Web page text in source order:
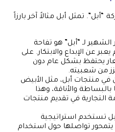
“أبل”. تمثل أبل مثالاً آخر بارزاً
الشهير لـ “أبل” هو تفاحة
عن الإبداع والابتكار. على
يحتفظ بشكل عام دون
من شعبيته.
في منتجات أبل، مثل الأبيض
والأناقة، وهذا
التجارية في تقديم منتجات
تستخدم استراتيجية
تواصلها حول استخدام